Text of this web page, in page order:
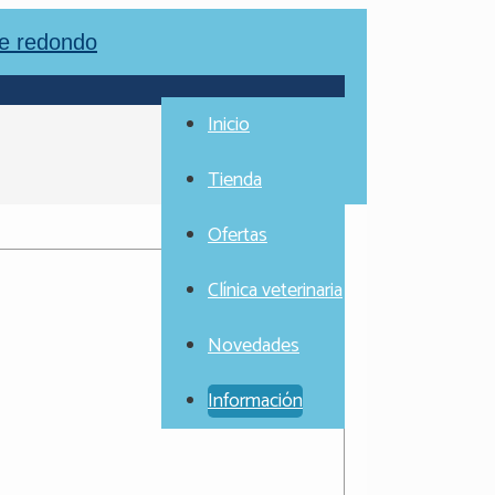
Inicio
Tienda
Ofertas
Clínica veterinaria
Novedades
Información